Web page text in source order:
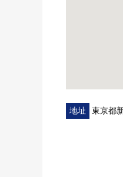
・ 浴室烘乾
・1620尺寸
○ 豐富的收藏
地址 東京都